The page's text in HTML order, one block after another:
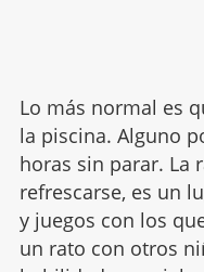
Lo más normal es
la piscina. Alguno
horas sin parar. La
refrescarse, es un
y juegos con los
un rato con otros